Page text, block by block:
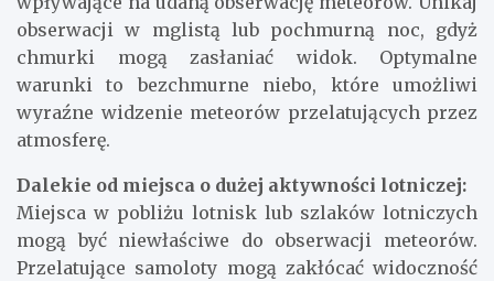
obserwacji w mglistą lub pochmurną noc, gdyż
chmurki mogą zasłaniać widok. Optymalne
warunki to bezchmurne niebo, które umożliwi
wyraźne widzenie meteorów przelatujących przez
atmosferę.
Dalekie od miejsca o dużej aktywności lotniczej:
Miejsca w pobliżu lotnisk lub szlaków lotniczych
mogą być niewłaściwe do obserwacji meteorów.
Przelatujące samoloty mogą zakłócać widoczność